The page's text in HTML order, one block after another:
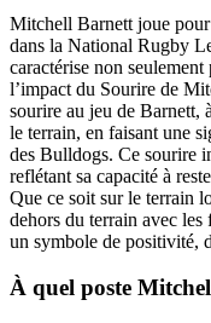
Mitchell Barnett joue
dans la National Rugby
caractérise non seulement
l’impact du Sourire de
sourire au jeu de Barnett,
le terrain, en faisant une
des Bulldogs. Ce sourire
reflétant sa capacité à
Que ce soit sur le terrain
dehors du terrain avec
un symbole de positivité,
À quel poste